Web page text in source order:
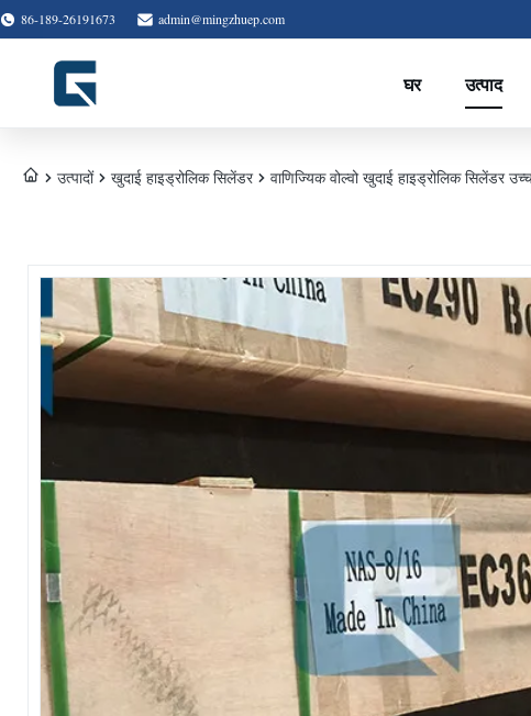
86-189-26191673 admin@mingzhuep.com
घर उत्पाद
उत्पादों खुदाई हाइड्रोलिक सिलेंडर वाणिज्यिक वोल्वो खुदाई हाइड्रोलिक सिलेंडर